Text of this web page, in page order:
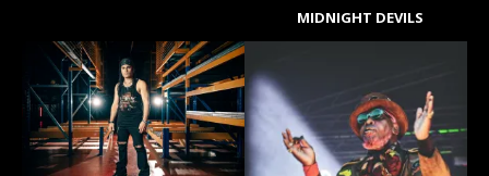
MIDNIGHT DEVILS